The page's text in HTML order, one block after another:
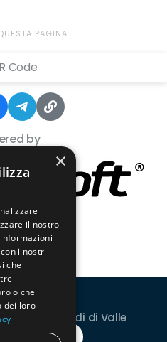
PAGINA
by
Mini Olimpiadi di Valle
×
il nostro
i nostri
che
o che
dei loro